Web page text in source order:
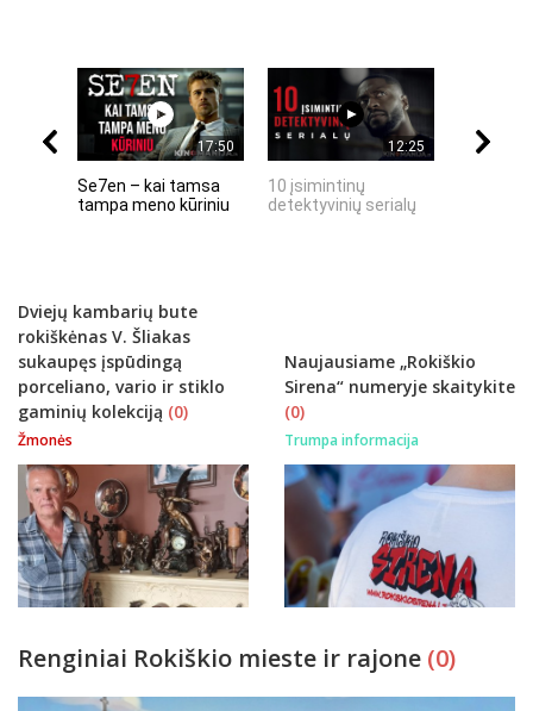
17:50
Se7en – kai tamsa
tampa meno kūriniu
12:25
10 įsimintinų
detektyvinių serialų
Dviejų kambarių bute
rokiškėnas V. Šliakas
sukaupęs įspūdingą
porceliano, vario ir stiklo
gaminių kolekciją (0)
Žmonės
Naujausiame „Rokiškio
Sirena“ numeryje skaitykite
(0)
Trumpa informacija
Renginiai Rokiškio mieste ir rajone (0)